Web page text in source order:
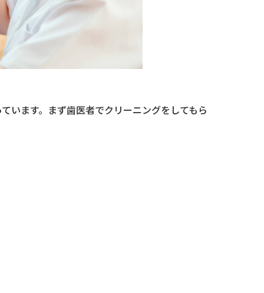
います。まず歯医者でクリーニングをしてもら